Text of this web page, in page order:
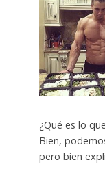
¿Qué es lo
Bien,
pero bien